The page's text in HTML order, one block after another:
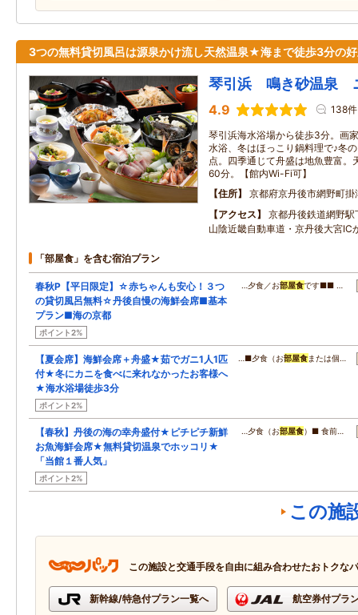
3つの無料貸切風呂は源泉かけ流し天然温泉★海まで徒歩3分の
琴引浜 鳴き砂温泉
4.9 138件
琴引浜海水浴場から徒歩3分。画
水浴、冬はほっこり鍋料理で♪冬
点。四季通じて舟盛は地魚豊富。
60分。【館内Wi-Fi可】
住所
京都府京丹後市網野町掛
アクセス
京都丹後鉄道網野
山陰近畿自動車道・京丹後大宮IC
「部屋食」を含む宿泊プラン
春秋P【平日限定】☆赤ちゃんも安心！３つ
の貸切風呂無料☆丹後自慢の海鮮会席■基本
プラン■海の京都
ポイント2%
…夕食／お部屋食です■■ …
【夏会席】海鮮会席＋舟盛★茹でガニ1人1匹
付★冬にカニを食べに来れなかったお客様へ
★海水浴場徒歩3分
ポイント2%
…■夕食（お部屋食または個…
【春秋】丹後の海の幸舟盛付★ピチピチ新鮮
お魚海鮮会席★無料貸切温泉でホッコリ★
「当館１番人気」
ポイント2%
…夕食（お部屋食）■ 食前…
この施
この施設と交通手段を自由に組み合わせたおトクな
新幹線/特急付プラン一覧へ 航空券付プラ